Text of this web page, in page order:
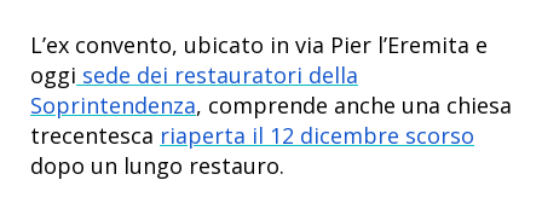
L’ex convento, ubicato in via Pier l’Eremita e
oggi sede dei restauratori della
Soprintendenza, comprende anche una chiesa
trecentesca riaperta il 12 dicembre scorso
dopo un lungo restauro.